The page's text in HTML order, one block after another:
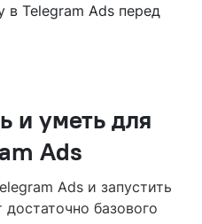
чтобы уложиться
Ads
перед запуском
в Telegram Ads перед
и уметь для
Ads
Ads и запустить
достаточно базового